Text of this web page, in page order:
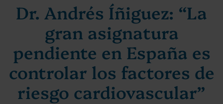
Dr. Andrés Íñiguez: “La
gran asignatura
pendiente en España es
controlar los factores de
riesgo cardiovascular”